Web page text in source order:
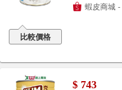
比較價格
蝦皮商城
$ 743